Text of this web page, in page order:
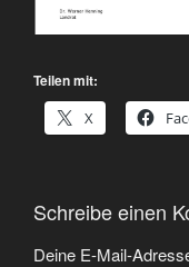
Teilen mit:
X
Schreibe einen
Deine E-Mail-